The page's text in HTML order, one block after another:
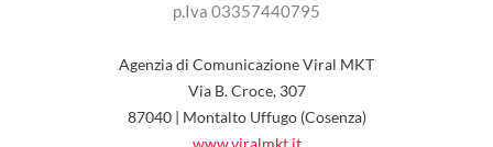
p.Iva 03357440795
Agenzia di Comunicazione Viral MKT
Via B. Croce, 307
87040 | Montalto Uffugo (Cosenza)